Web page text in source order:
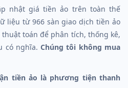
nhật giá tiền ảo trên toàn thế
liệu từ 966 sàn giao dịch tiền ảo
toán để phân tích, thống kê,
có nghĩa.Chúng tôi không mua
tiền ảo là phương tiện thanh